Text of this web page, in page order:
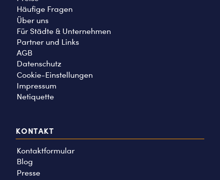
Häufige Fragen
Über uns
Für Städte & Unternehmen
Partner und Links
AGB
Datenschutz
Cookie-Einstellungen
Impressum
Netiquette
KONTAKT
Kontaktformular
Blog
Presse